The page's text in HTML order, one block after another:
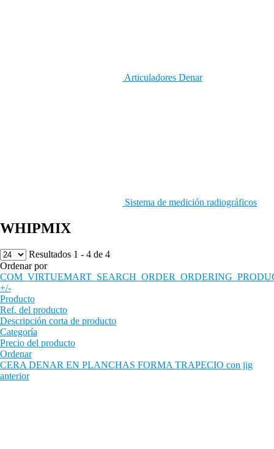
Articuladores Denar
Sistema de medición radiográficos
WHIPMIX
Resultados 1 - 4 de 4
Ordenar por
+/-
Producto
Ref. del producto
Descripción corta de producto
Categoría
Precio del producto
Ordenar
CERA DENAR EN PLANCHAS FORMA TRAPECIO con jig
anterior